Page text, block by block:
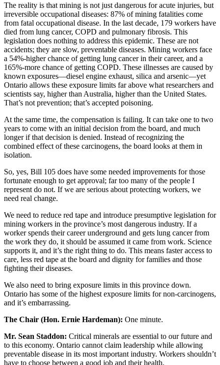
The reality is that mining is not just dangerous for acute injuries, but
irreversible occupational diseases: 87% of mining fatalities come
from fatal occupational disease. In the last decade, 179 workers have
died from lung cancer, COPD and pulmonary fibrosis. This
legislation does nothing to address this epidemic. These are not
accidents; they are slow, preventable diseases. Mining workers face
a 54%-higher chance of getting lung cancer in their career, and a
165%-more chance of getting COPD. These illnesses are caused by
known exposures—diesel engine exhaust, silica and arsenic—yet
Ontario allows these exposure limits far above what researchers and
scientists say, higher than Australia, higher than the United States.
That’s not prevention; that’s accepted poisoning.
At the same time, the compensation is failing. It can take one to two
years to come with an initial decision from the board, and much
longer if that decision is denied. Instead of recognizing the
combined effect of these carcinogens, the board looks at them in
isolation.
So, yes, Bill 105 does have some needed improvements for those
fortunate enough to get approval; far too many of the people I
represent do not. If we are serious about protecting workers, we
need real change.
We need to reduce red tape and introduce presumptive legislation for
mining workers in the province’s most dangerous industry. If a
worker spends their career underground and gets lung cancer from
the work they do, it should be assumed it came from work. Science
supports it, and it’s the right thing to do. This means faster access to
care, less red tape at the board and dignity for families and those
fighting their diseases.
We also need to bring exposure limits in this province down.
Ontario has some of the highest exposure limits for non-carcinogens,
and it’s embarrassing.
The Chair (Hon. Ernie Hardeman): One minute.
Mr. Sean Staddon: Critical minerals are essential to our future and
to this economy. Ontario cannot claim leadership while allowing
preventable disease in its most important industry. Workers shouldn’t
have to choose between a good job and their health.